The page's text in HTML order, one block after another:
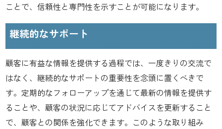
ことで、信頼性と専門性を示すことが可能になります。
継続的なサポート
顧客に有益な情報を提供する過程では、一度きりの交流で
はなく、継続的なサポートの重要性を念頭に置くべきで
す。定期的なフォローアップを通じて最新の情報を提供す
ることや、顧客の状況に応じてアドバイスを更新すること
で、顧客との関係を強化できます。このような取り組み